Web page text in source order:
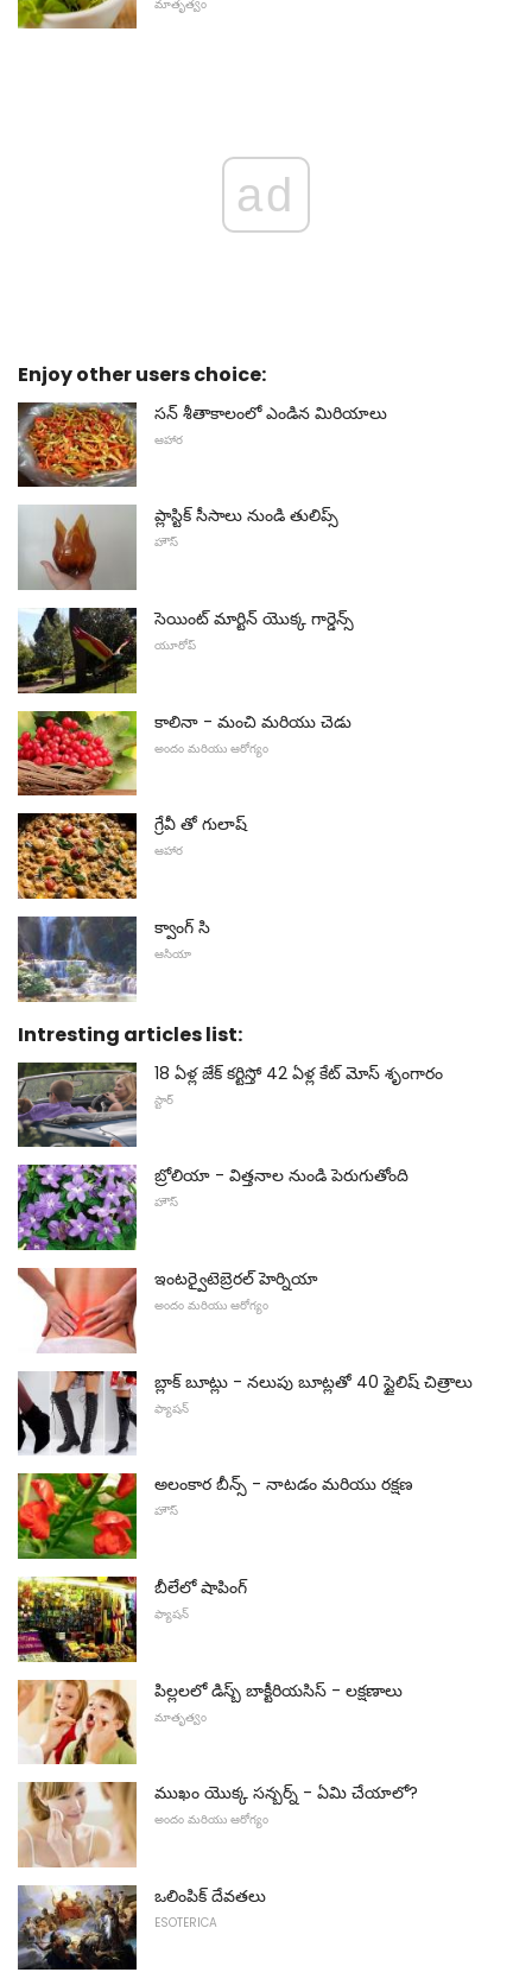
మాతృత్వం
ad
Enjoy other users choice:
సన్ శీతాకాలంలో ఎండిన మిరియాలు
ఆహార
ప్లాస్టిక్ సీసాలు నుండి తులిప్స్
హౌస్
సెయింట్ మార్టిన్ యొక్క గార్డెన్స్
యూరోప్
కాలినా - మంచి మరియు చెడు
అందం మరియు ఆరోగ్యం
గ్రేవీ తో గులాష్
ఆహార
క్వాంగ్ సి
ఆసియా
Intresting articles list:
18 ఏళ్ల జేక్ కర్టిస్తో 42 ఏళ్ల కేట్ మోస్ శృంగారం
స్టార్
బ్రోలియా - విత్తనాల నుండి పెరుగుతోంది
హౌస్
ఇంటర్వైటెబ్రెరల్ హెర్నియా
అందం మరియు ఆరోగ్యం
బ్లాక్ బూట్లు - నలుపు బూట్లతో 40 స్టైలిష్ చిత్రాలు
ఫ్యాషన్
అలంకార బీన్స్ - నాటడం మరియు రక్షణ
హౌస్
బీలేలో షాపింగ్
ఫ్యాషన్
పిల్లలలో డిస్బ్ బాక్టీరియసిస్ - లక్షణాలు
మాతృత్వం
ముఖం యొక్క సన్బర్న్ - ఏమి చేయాలో?
అందం మరియు ఆరోగ్యం
ఒలింపిక్ దేవతలు
ESOTERICA